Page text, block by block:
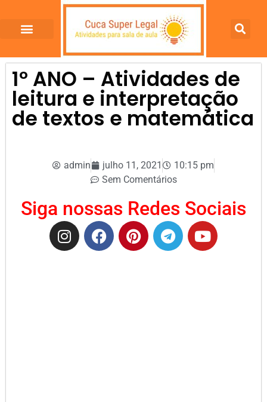
1º ANO – Atividades de
leitura e interpretação
de textos e matemática
admin julho 11, 2021
10:15 pm
Sem Comentários
Siga nossas Redes Sociais